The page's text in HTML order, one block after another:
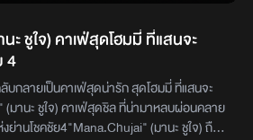
น. - 22.00 น.105 ถ. โชคชัย 4 แขวง
กรุงเทพมหานคร 10230 จอดข้างถนน
ะ ชูใจ) คาเฟ่สุดโฮมมี่ ที่แสนจะ
4
บกลายเป็นคาเฟ่สุดน่ารัก สุดโฮมมี่ ที่แสนจะ
มานะ ชูใจ) คาเฟ่สุดชิล ที่น่ามาหลบผ่อนคลาย
ย่านโชคชัย4"Mana.Chujai" (มานะ ชูใจ) ถือ